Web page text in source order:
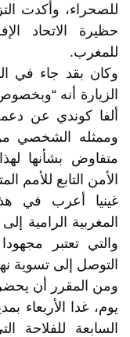
للصحراء، وأكدت
حظيرة الاتحاد
للمغرب.
وكان بقد جاء في
الزيارة أنه
ألفا كوندي عن
وممثله الشخصي
متفاوض بشأنها
الأمن التابع للأمم
غينيا أعرب في
المغربية الرامية
والتي تعتبر
التوصل إلى تسوية
ومن المقرر أن
يوم، غدا الأربعاء
السابعة للفلاحة